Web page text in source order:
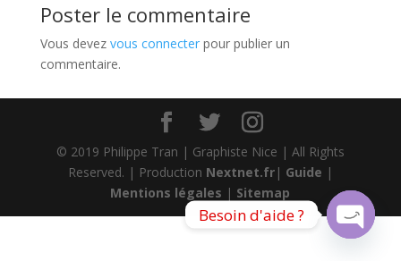
Poster le commentaire
Vous devez vous connecterpour publier un
commentaire.
© 2019 Philippe Tran | Graphiste Nice | All Rights
Reserved. | Production Nextnet.fr| Guide |
Mentions légales | Sitemap
Besoin d'aide ?